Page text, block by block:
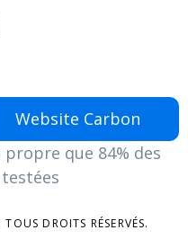
Website Carbon
que 84% des
DROITS RÉSERVÉS.